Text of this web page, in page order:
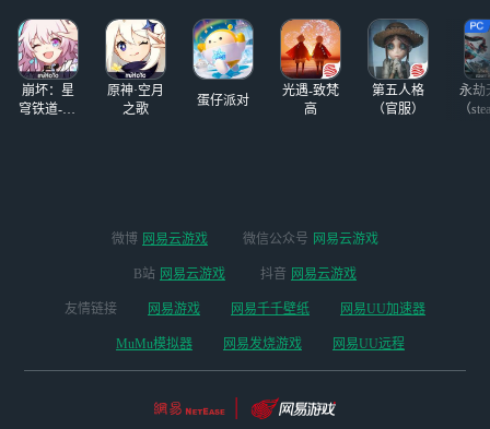
崩坏：星
穹铁道-4.4
原神·空月
之歌
蛋仔派对
光遇-致梵
高
第五人格
（官服）
永劫
（
微博 网易云游戏 微信公众号 网易云游戏
B站 网易云游戏 抖音 网易云游戏
友情链接 网易游戏 网易千千壁纸 网易UU加速器
MuMu模拟器 网易发烧游戏 网易UU远程